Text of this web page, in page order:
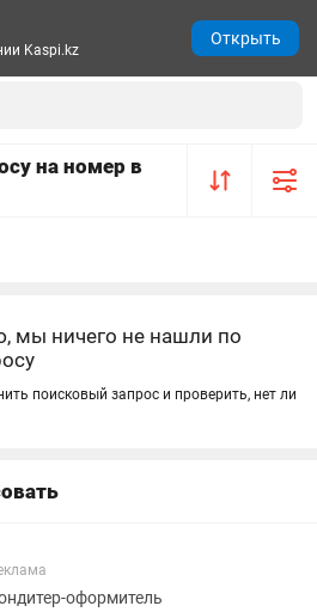
на номер в
мы ничего не нашли по
поисковый запрос и проверить, нет ли
оформитель
Kaspi.kz
Открыть